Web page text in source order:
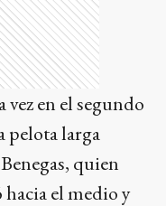
en el segundo
pelota larga
quien
hacia el medio y